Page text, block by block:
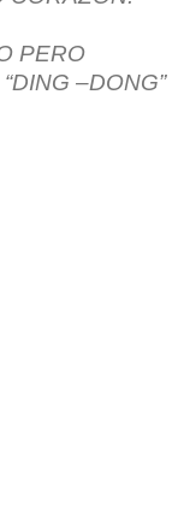
PERO
–DONG”